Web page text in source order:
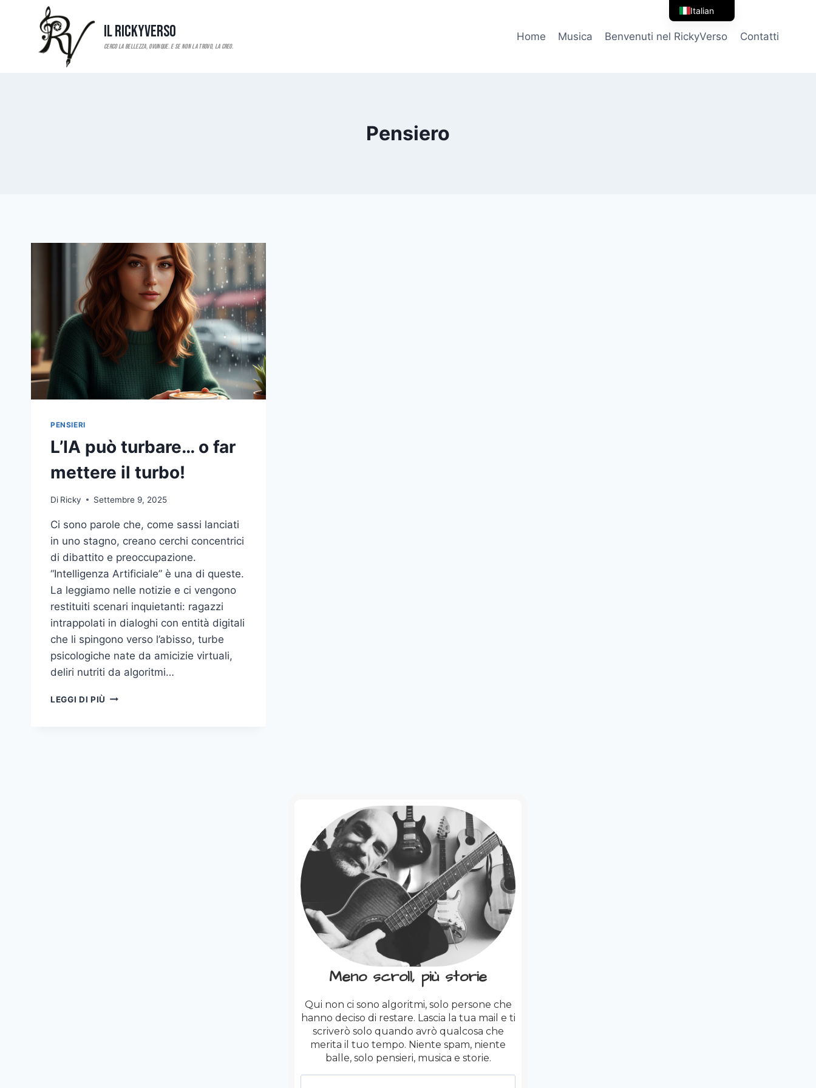
contenuto
Il RickyVerso Home Musica Benvenuti nel RickyVerso Contatti
Pensiero
PENSIERI
L’IA può turbare… o far
mettere il turbo!
Di Ricky Settembre 9, 2025
Ci sono parole che, come sassi lanciati
in uno stagno, creano cerchi concentrici
di dibattito e preoccupazione.
“Intelligenza Artificiale” è una di queste.
La leggiamo nelle notizie e ci vengono
restituiti scenari inquietanti: ragazzi
intrappolati in dialoghi con entità digitali
che li spingono verso l’abisso, turbe
psicologiche nate da amicizie virtuali,
deliri nutriti da algoritmi…
LEGGI DI PIÙ L’IA
Meno scroll, più storie
Qui non ci sono algoritmi, solo persone che
hanno deciso di restare. Lascia la tua mail e ti
scriverò solo quando avrò qualcosa che
merita il tuo tempo. Niente spam, niente
balle, solo pensieri, musica e storie.
Italian
English